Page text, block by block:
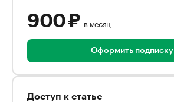
900 ₽ в месяц
Оформить подписку
Доступ к статье